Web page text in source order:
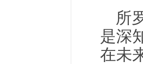
所
是深
在未